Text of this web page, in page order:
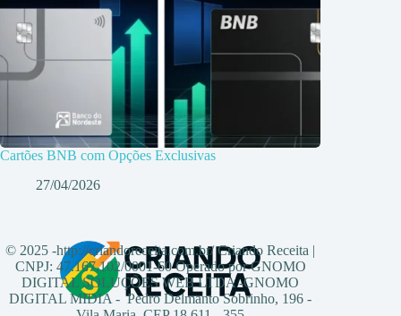
Cartões BNB com Opções Exclusivas
27/04/2026
© 2025 -http://criandoreceita.com.br/ Criando Receita |
CNPJ: 47.167.102/0001-60 Operado por GNOMO
DIGITAL SOLUÇÕES WEB LTDA -GNOMO
DIGITAL MIDIA - Pedro Delmanto Sobrinho, 196 -